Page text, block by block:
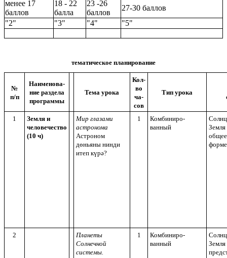
менее 17
баллов
18 - 22
балла
23 -26
баллов
27-30 баллов
"2"
"3" "4" "5"
тематическое планирование
№
п/п
Наименова-
ние раздела
программы
Тема урока
Кол-
во
ча-
сов
Тип урока
1
Земля и
человечество
(10 ч)
Мир глазами
астронома
Астроном
дөньяны нинди
итеп күрә?
1
Комбиниро-
ванный
Земля
общее
2
Планеты
Солнечной
системы.
1
Комбиниро-
ванный
Земля